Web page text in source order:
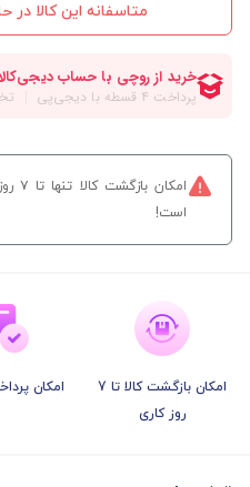
متاسفانه این کالا
است!
امکان بازگشت کالا تا 7
روز کاری
امکان